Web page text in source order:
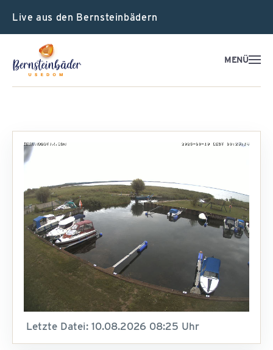
Live aus den Bernsteinbädern
MENÜ
Letzte Datei: 10.08.2026 08:25 Uhr